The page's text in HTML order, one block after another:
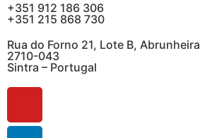
+351 912 186 306
+351 215 868 730
Rua do Forno 21, Lote B, Abrunheira
2710-043
Sintra – Portugal